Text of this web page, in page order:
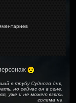
в трубу Судного дня,
но сейчас он в огне,
уже и не может взять
голема на